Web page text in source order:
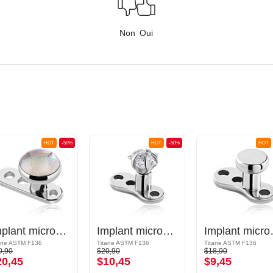
Non Oui
-50%
HOT
Implant microdermal (titane, finition brillante) avec filetage interne
ASTM F136
-50%
HOT
Implant microdermal (titane, finition brillante) avec étoile en cristal
Titane ASTM F136
$20,90
$10,45
HOT
Implant
Titane ASTM F136
$18,90
$9,45